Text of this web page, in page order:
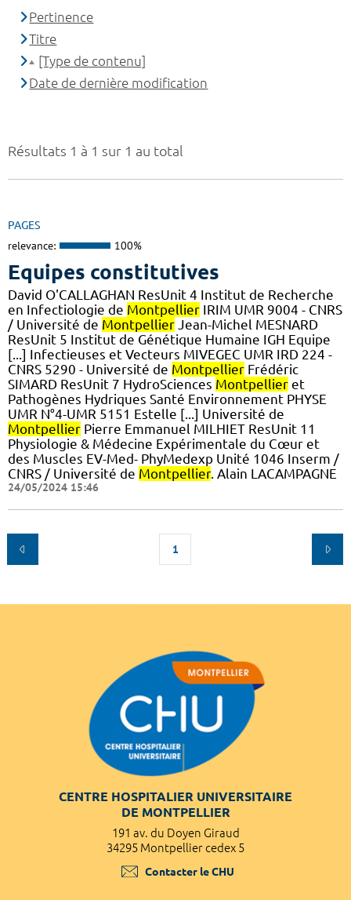
Résultats 1 à 1 sur 1 au total
PAGES
relevance: 100%
Equipes constitutives
David O'CALLAGHAN ResUnit 4 Institut de Recherche
en Infectiologie de Montpellier IRIM UMR 9004 - CNRS
/ Université de Montpellier Jean-Michel MESNARD
ResUnit 5 Institut de Génétique Humaine IGH Equipe
[...] Infectieuses et Vecteurs MIVEGEC UMR IRD 224 -
CNRS 5290 - Université de Montpellier Frédéric
SIMARD ResUnit 7 HydroSciences Montpellier et
Pathogènes Hydriques Santé Environnement PHYSE
UMR N°4-UMR 5151 Estelle [...] Université de
Montpellier Pierre Emmanuel MILHIET ResUnit 11
Physiologie & Médecine Expérimentale du Cœur et
des Muscles EV-Med- PhyMedexp Unité 1046 Inserm /
CNRS / Université de Montpellier. Alain LACAMPAGNE
24/05/2024 15:46
1
Pertinence
Titre
[Type de contenu]
Date de dernière modification
CENTRE HOSPITALIER UNIVERSITAIRE
DE MONTPELLIER
191 av. du Doyen Giraud
34295 Montpellier cedex 5
Contacter le CHU